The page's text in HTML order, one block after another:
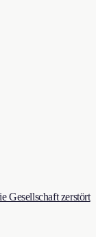
Gesellschaft zerstört